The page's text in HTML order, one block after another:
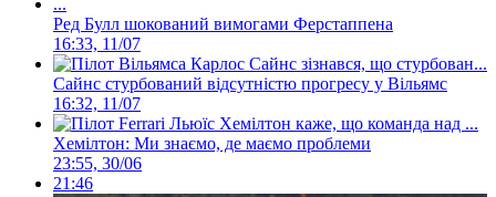
Ред Булл шокований вимогами Ферстаппена
16:33, 11/07
Сайнс стурбований відсутністю прогресу у Вільямс
16:32, 11/07
Хемілтон: Ми знаємо, де маємо проблеми
23:55, 30/06
21:46